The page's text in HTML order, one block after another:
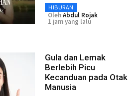
HIBURAN
OlehAbdul Rojak
1 jam yang lalu
Gula dan Lemak
Berlebih Picu
Kecanduan pada Otak
Manusia